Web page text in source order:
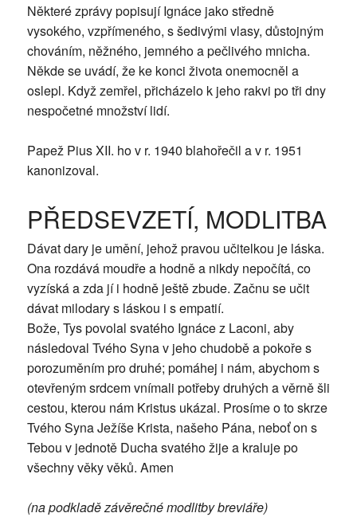
Některé zprávy popisují Ignáce jako středně
vysokého, vzpřímeného, s šedivými vlasy, důstojným
chováním, něžného, jemného a pečlivého mnicha.
Někde se uvádí, že ke konci života onemocněl a
oslepl. Když zemřel, přicházelo k jeho rakvi po tři dny
nespočetné množství lidí.
Papež Pius XII. ho v r. 1940 blahořečil a v r. 1951
kanonizoval.
PŘEDSEVZETÍ, MODLITBA
Dávat dary je umění, jehož pravou učitelkou je láska.
Ona rozdává moudře a hodně a nikdy nepočítá, co
vyzíská a zda jí i hodně ještě zbude. Začnu se učit
dávat milodary s láskou i s empatií.
Bože, Tys povolal svatého Ignáce z Laconi, aby
následoval Tvého Syna v jeho chudobě a pokoře s
porozuměním pro druhé; pomáhej i nám, abychom s
otevřeným srdcem vnímali potřeby druhých a věrně šli
cestou, kterou nám Kristus ukázal. Prosíme o to skrze
Tvého Syna Ježíše Krista, našeho Pána, neboť on s
Tebou v jednotě Ducha svatého žije a kraluje po
všechny věky věků. Amen
(na podkladě závěrečné modlitby breviáře)